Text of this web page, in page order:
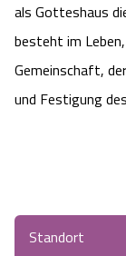
als Gotteshaus
besteht im
Gemeinschaft,
und Festigung
Standort